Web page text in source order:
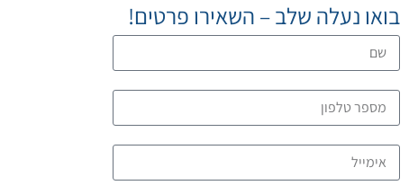
בואו נעלה שלב – השאירו פרטים!